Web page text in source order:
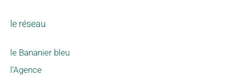
le réseau
le Bananier bleu
l'Agence